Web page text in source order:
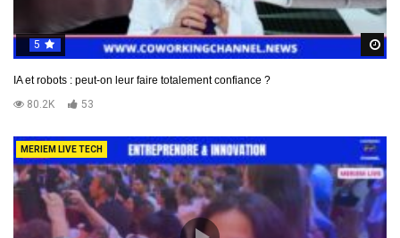
5
IA et robots : peut-on leur faire totalement confiance ?
80.2K
53
MERIEM LIVE TECH